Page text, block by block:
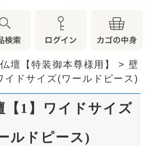
壇【特装御本尊様用】 >壁
イドサイズ(ワールドピース)
【1】ワイドサイズ
ルドピース)